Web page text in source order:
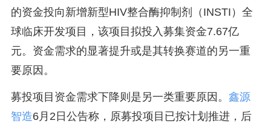
的资金投向新增新型HIV整合酶抑制剂（INSTI）全
球临床开发项目，该项目拟投入募集资金7.67亿
元。资金需求的显著提升或是其转换赛道的另一重
要原因。
募投项目资金需求下降则是另一类重要原因。 鑫源
智造6月2日公告称，原募投项目已按计划推进，后